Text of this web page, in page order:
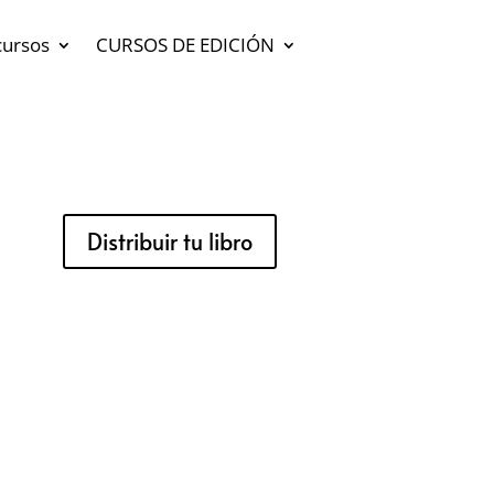
CURSOS DE EDICIÓN
Distribuir tu libro